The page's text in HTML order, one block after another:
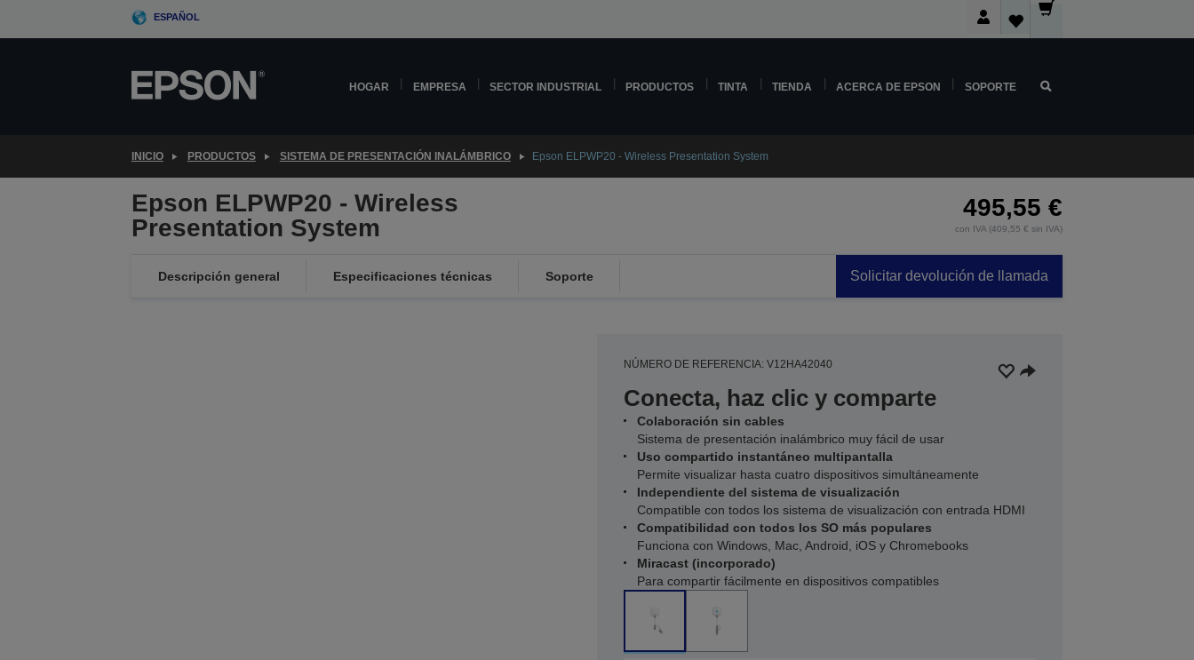
ESPAÑOL
HOGAR EMPRESA SECTOR INDUSTRIAL PRODUCTOS TINTA TIENDA ACERCA DE EPSON SOPORTE
INICIO PRODUCTOS SISTEMA DE PRESENTACIÓN INALÁMBRICO Epson ELPWP20 - Wireless Presentation System
Epson ELPWP20 - Wireless
Presentation System
495,55 €
con IVA (409,55 € sin IVA)
Descripción general Especificaciones técnicas Soporte Solicitar devolución de llamada
NÚMERO DE REFERENCIA: V12HA42040
Conecta, haz clic y comparte
Colaboración sin cables
Sistema de presentación inalámbrico muy fácil de usar
Uso compartido instantáneo multipantalla
Permite visualizar hasta cuatro dispositivos simultáneamente
Independiente del sistema de visualización
Compatible con todos los sistema de visualización con entrada HDMI
Compatibilidad con todos los SO más populares
Funciona con Windows, Mac, Android, iOS y Chromebooks
Miracast (incorporado)
Para compartir fácilmente en dispositivos compatibles